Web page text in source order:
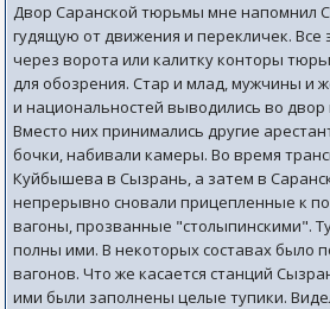
Двор Саранской тюрьмы мне напомнил
гудящую от движения и перекличек.
через ворота или калитку конторы
для обозрения. Стар и млад, мужчины и
и национальностей выводились во двор
Вместо них принимались другие
бочки, набивали камеры. Во время
Куйбышева в Сызрань, а затем в
непрерывно сновали прицепленные к
вагоны, прозванные "столыпинскими".
полны ими. В некоторых составах было
вагонов. Что же касается станций
ими были заполнены целые тупики.